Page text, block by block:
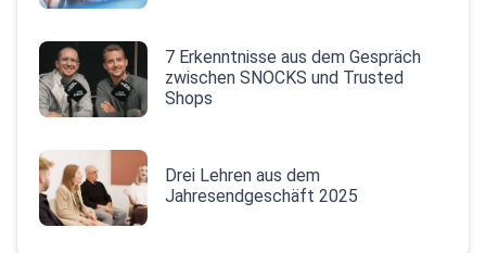
7 Erkenntnisse aus dem Gespräch
zwischen SNOCKS und Trusted
Shops
Drei Lehren aus dem
Jahresendgeschäft 2025